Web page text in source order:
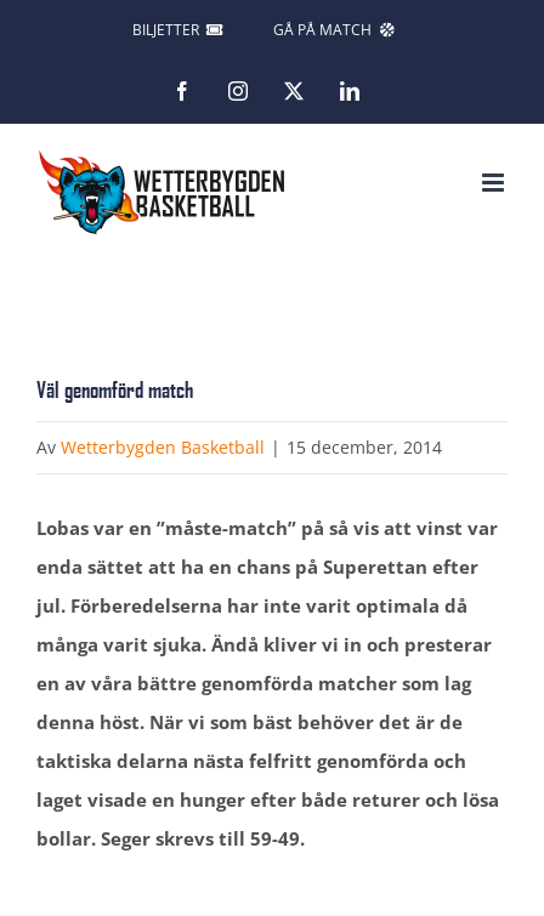
BILJETTER GÅ PÅ MATCH
FacebookInstagram LinkedIn
Väl genomförd match
Av Wetterbygden Basketball | 15 december, 2014
Lobas var en ”måste-match” på så vis att vinst var
enda sättet att ha en chans på Superettan efter
jul. Förberedelserna har inte varit optimala då
många varit sjuka. Ändå kliver vi in och presterar
en av våra bättre genomförda matcher som lag
denna höst. När vi som bäst behöver det är de
taktiska delarna nästa felfritt genomförda och
laget visade en hunger efter både returer och lösa
bollar. Seger skrevs till 59-49.